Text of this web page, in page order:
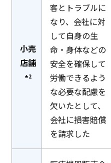
小売
店舗
*2
客とトラブルに
なり、会社に対
して自身の生
命・身体などの
安全を確保して
労働できるよう
な必要な配慮を
欠いたとして、
会社に損害賠償
を請求した